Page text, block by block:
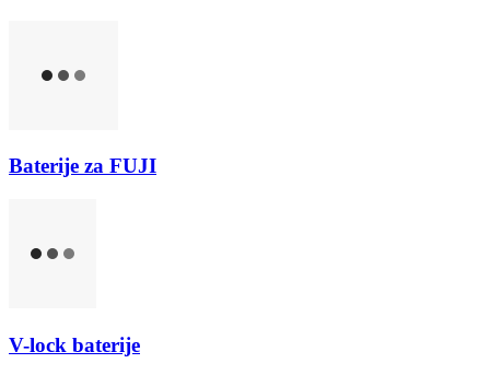
Baterije za FUJI
V-lock baterije